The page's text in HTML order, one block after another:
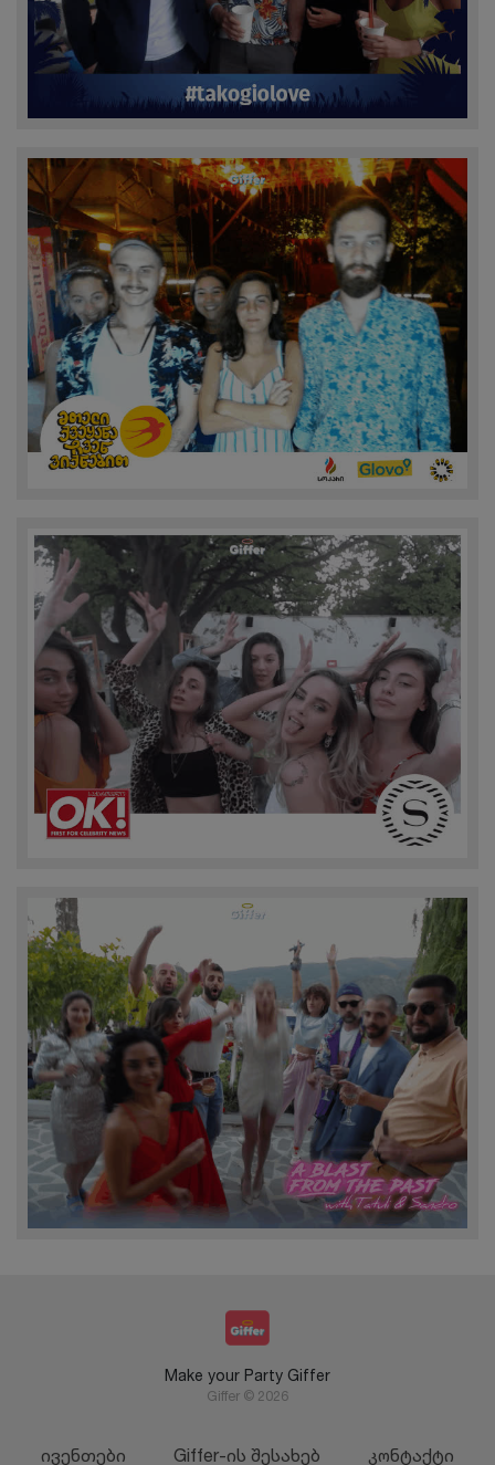
Make your Party Giffer
Giffer © 2026
ივენთები Giffer-ის შესახებ კონტაქტი